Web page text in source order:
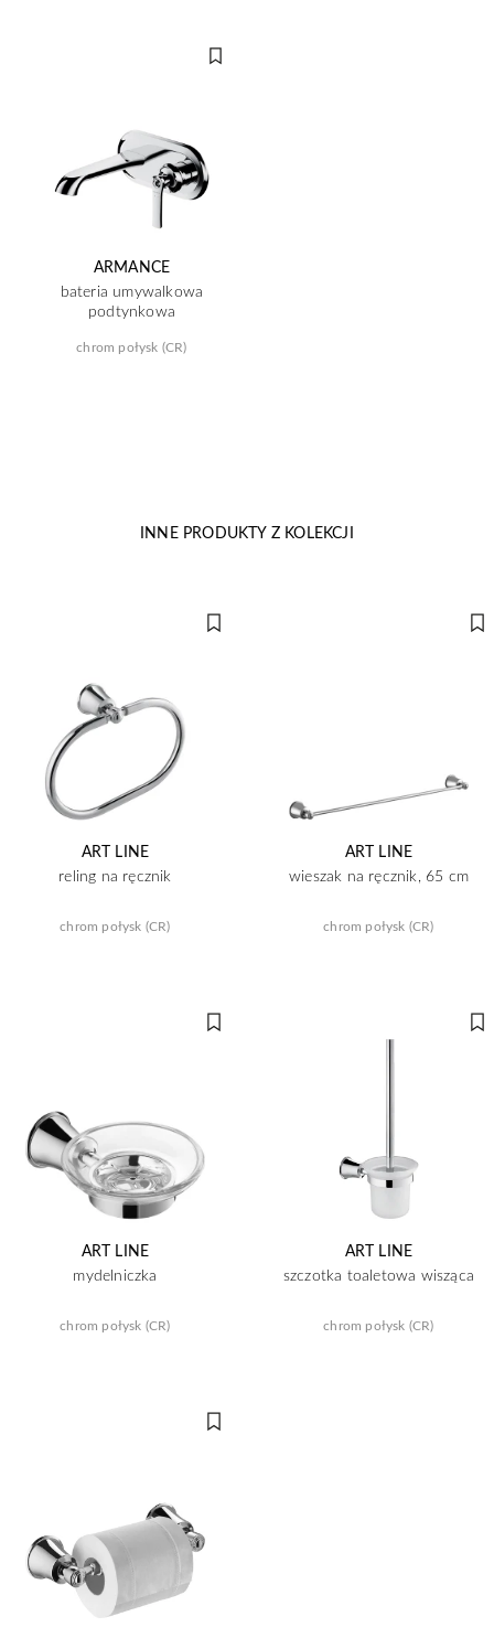
ARMANCE
bateria umywalkowa
podtynkowa
chrom połysk (CR)
INNE PRODUKTY Z KOLEKCJI
ART LINE
reling na ręcznik
chrom połysk (CR)
ART LINE
wieszak na ręcznik, 65 cm
chrom połysk (CR)
ART LINE
mydelniczka
chrom połysk (CR)
ART LINE
szczotka toaletowa wisząca
chrom połysk (CR)